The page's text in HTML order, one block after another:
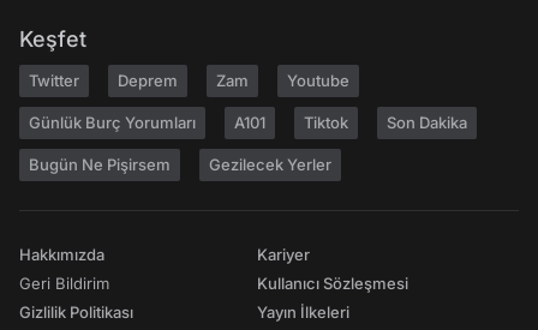
Keşfet
Twitter Deprem Zam Youtube
Günlük Burç Yorumları A101 Tiktok Son Dakika
Bugün Ne Pişirsem Gezilecek Yerler
Hakkımızda
Geri Bildirim
Gizlilik Politikası
Kariyer
Kullanıcı Sözleşmesi
Yayın İlkeleri